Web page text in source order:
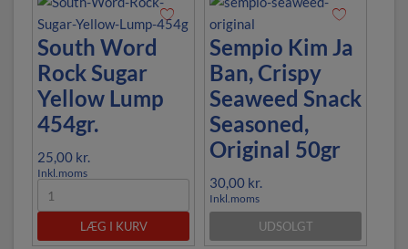
South Word
Rock Sugar
Yellow Lump
454gr.
25,00 kr.
Inkl.moms
LÆG I KURV
Sempio Kim Ja
Ban, Crispy
Seaweed Snack
Seasoned,
Original 50gr
30,00 kr.
Inkl.moms
UDSOLGT